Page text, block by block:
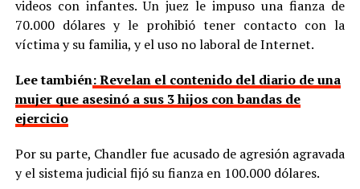
videos con infantes. Un juez le impuso una fianza de
70.000 dólares y le prohibió tener contacto con la
víctima y su familia, y el uso no laboral de Internet.
Lee también: Revelan el contenido del diario de una
mujer que asesinó a sus 3 hijos con bandas de
ejercicio
Por su parte, Chandler fue acusado de agresión agravada
y el sistema judicial fijó su fianza en 100.000 dólares.